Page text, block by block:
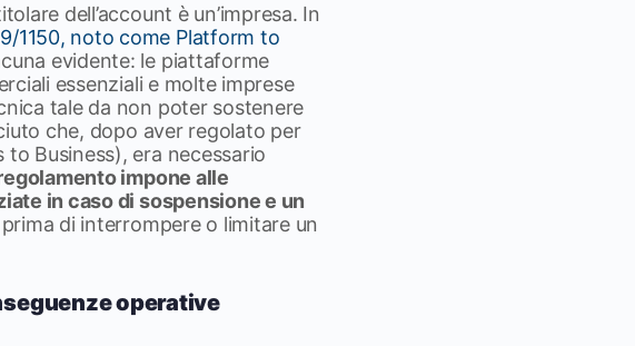
dell’account è un’impresa. In
1150, noto come Platform to
evidente: le piattaforme
essenziali e molte imprese
tale da non poter sostenere
che, dopo aver regolato per
Business), era necessario
impone alle
in caso di sospensione e un
di interrompere o limitare un
operative